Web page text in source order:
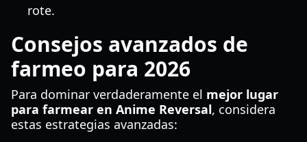
rote.
Consejos avanzados de
farmeo para 2026
Para dominar verdaderamente el mejor lugar
para farmear en Anime Reversal, considera
estas estrategias avanzadas: